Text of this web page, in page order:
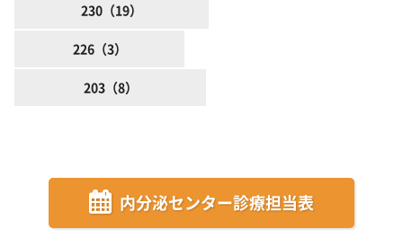
230（19）
226（3）
203（8）
内分泌センター診療担当表